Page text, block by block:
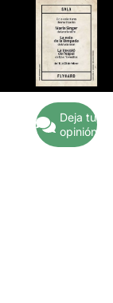
Deja tu
opinión